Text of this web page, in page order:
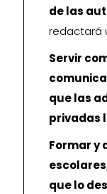
de las
redactará
Servir
que las
privadas
Formar y
que lo